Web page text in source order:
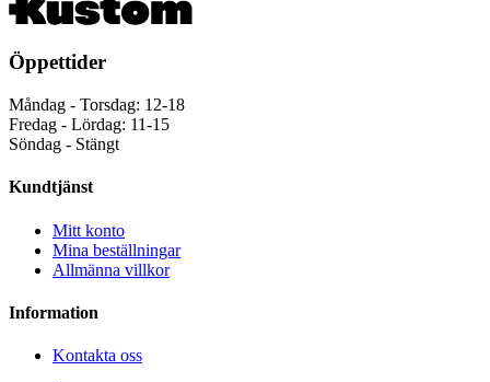
Öppettider
Måndag - Torsdag: 12-18
Fredag - Lördag: 11-15
Söndag - Stängt
Kundtjänst
Mitt konto
Mina beställningar
Allmänna villkor
Information
Kontakta oss